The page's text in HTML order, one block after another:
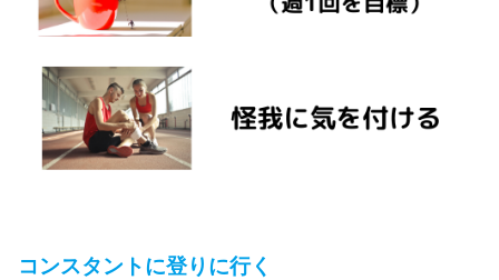
コンスタントに登りに行く